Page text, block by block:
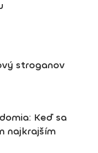
stroganov
Keď sa
najkrajším